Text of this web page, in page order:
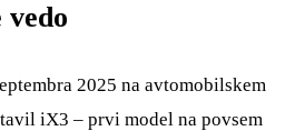
vedo
2025 na avtomobilskem
iX3 – prvi model na povsem